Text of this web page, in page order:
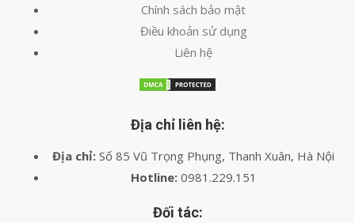
Chính sách bảo mật
Điều khoản sử dụng
Liên hệ
Địa chỉ liên hệ:
Địa chỉ: Số 85 Vũ Trọng Phụng, Thanh Xuân, Hà Nội
Hotline:0981.229.151
Đối tác: